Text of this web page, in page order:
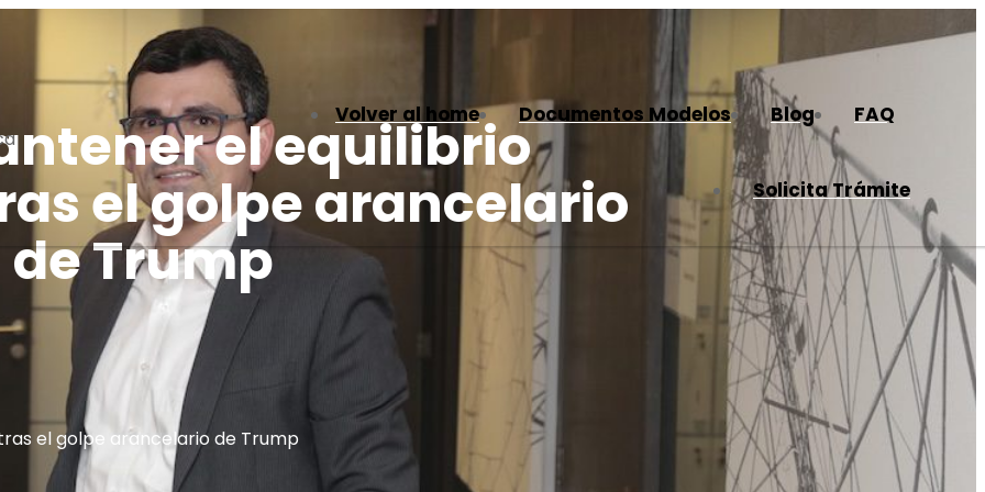
Volver al home Documentos Modelos Blog FAQ
Solicita Trámite
el equilibrio
el golpe arancelario
de Trump
el golpe arancelario de Trump